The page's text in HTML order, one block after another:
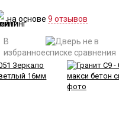
на основе9 отзывов
В
избранное